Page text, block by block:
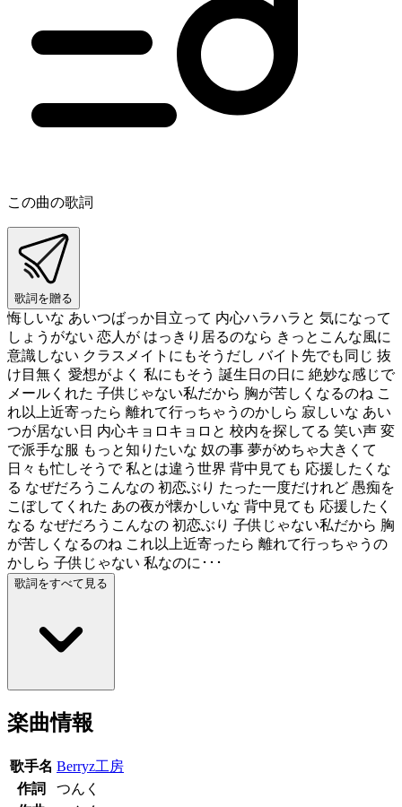
この曲の歌詞
歌詞を贈る
悔しいな あいつばっか目立って 内心ハラハラと 気になって
しょうがない 恋人が はっきり居るのなら きっとこんな風に
意識しない クラスメイトにもそうだし バイト先でも同じ 抜
け目無く 愛想がよく 私にもそう 誕生日の日に 絶妙な感じで
メールくれた 子供じゃない私だから 胸が苦しくなるのね こ
れ以上近寄ったら 離れて行っちゃうのかしら 寂しいな あい
つが居ない日 内心キョロキョロと 校内を探してる 笑い声 変
で派手な服 もっと知りたいな 奴の事 夢がめちゃ大きくて
日々も忙しそうで 私とは違う世界 背中見ても 応援したくな
る なぜだろうこんなの 初恋ぶり たった一度だけれど 愚痴を
こぼしてくれた あの夜が懐かしいな 背中見ても 応援したく
なる なぜだろうこんなの 初恋ぶり 子供じゃない私だから 胸
が苦しくなるのね これ以上近寄ったら 離れて行っちゃうの
かしら 子供じゃない 私なのに･･･
歌詞をすべて見る
楽曲情報
歌手名 Berryz工房
作詞
つんく